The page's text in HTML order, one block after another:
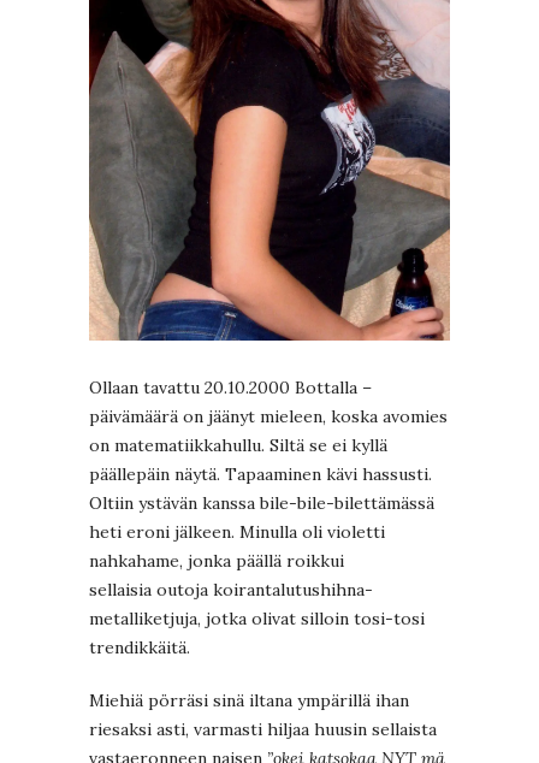
Ollaan tavattu 20.10.2000 Bottalla –
päivämäärä on jäänyt mieleen, koska avomies
on matematiikkahullu. Siltä se ei kyllä
päällepäin näytä. Tapaaminen kävi hassusti.
Oltiin ystävän kanssa bile-bile-bilettämässä
heti eroni jälkeen. Minulla oli violetti
nahkahame, jonka päällä roikkui
sellaisia outoja koirantalutushihna-
metalliketjuja, jotka olivat silloin tosi-tosi
trendikkäitä.
Miehiä pörräsi sinä iltana ympärillä ihan
riesaksi asti, varmasti hiljaa huusin sellaista
vastaeronneen naisen ”okei katsokaa NYT mä